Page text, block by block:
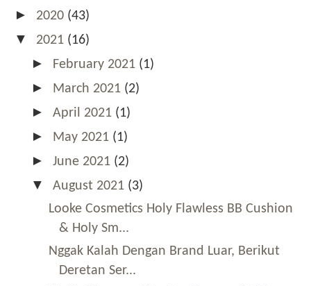
► 2020 (43)
▼ 2021 (16)
► February 2021 (1)
► March 2021 (2)
► April 2021 (1)
► May 2021 (1)
► June 2021 (2)
▼ August 2021 (3)
Looke Cosmetics Holy Flawless BB Cushion
& Holy Sm...
Nggak Kalah Dengan Brand Luar, Berikut
Deretan Ser...